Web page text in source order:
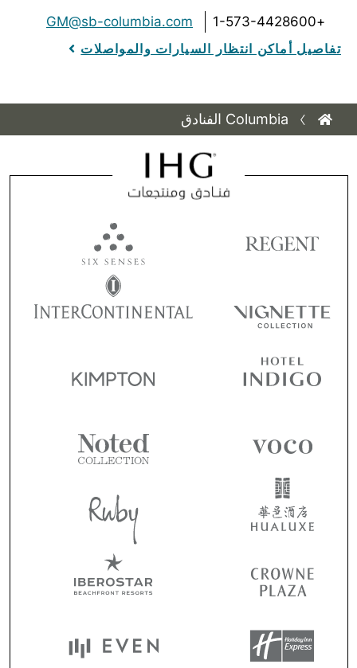
+1-573-4428600
GM@sb-columbia.com
تفاصيل أماكن انتظار السيارات والمواصلات
Columbia الفنادق